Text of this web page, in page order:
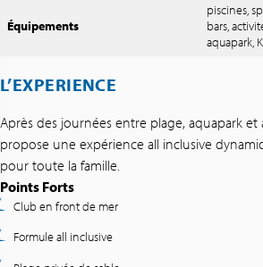
Équipements
piscines,
bars,
aquapark,
L’EXPERIENCE
Après des journées entre plage, aquapark et
propose une expérience all inclusive
pour toute la famille.
Points Forts
Club en front de mer
Formule all inclusive